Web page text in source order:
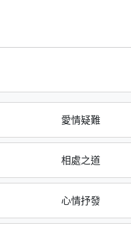
愛情疑難
相處之道
心情抒發